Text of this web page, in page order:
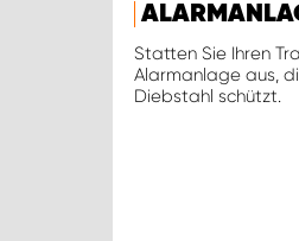
Statten Sie Ihren
Alarmanlage aus,
Diebstahl schützt.